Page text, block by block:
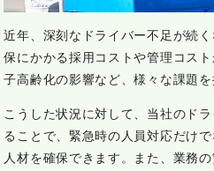
近年、深刻なドライバー不足が続
保にかかる採用コストや管理コス
子高齢化の影響など、様々な課題を
こうした状況に対して、当社のド
ることで、緊急時の人員対応だけ
人材を確保できます。
また、業務